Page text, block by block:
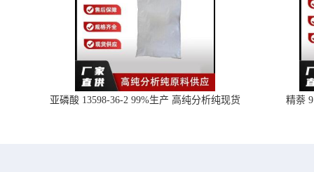
亚磷酸 13598-36-2 99%生产 高纯分析纯现货 精萘